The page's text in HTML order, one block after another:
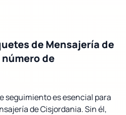
de Mensajería de
de
seguimiento es esencial para
de Cisjordania. Sin él,